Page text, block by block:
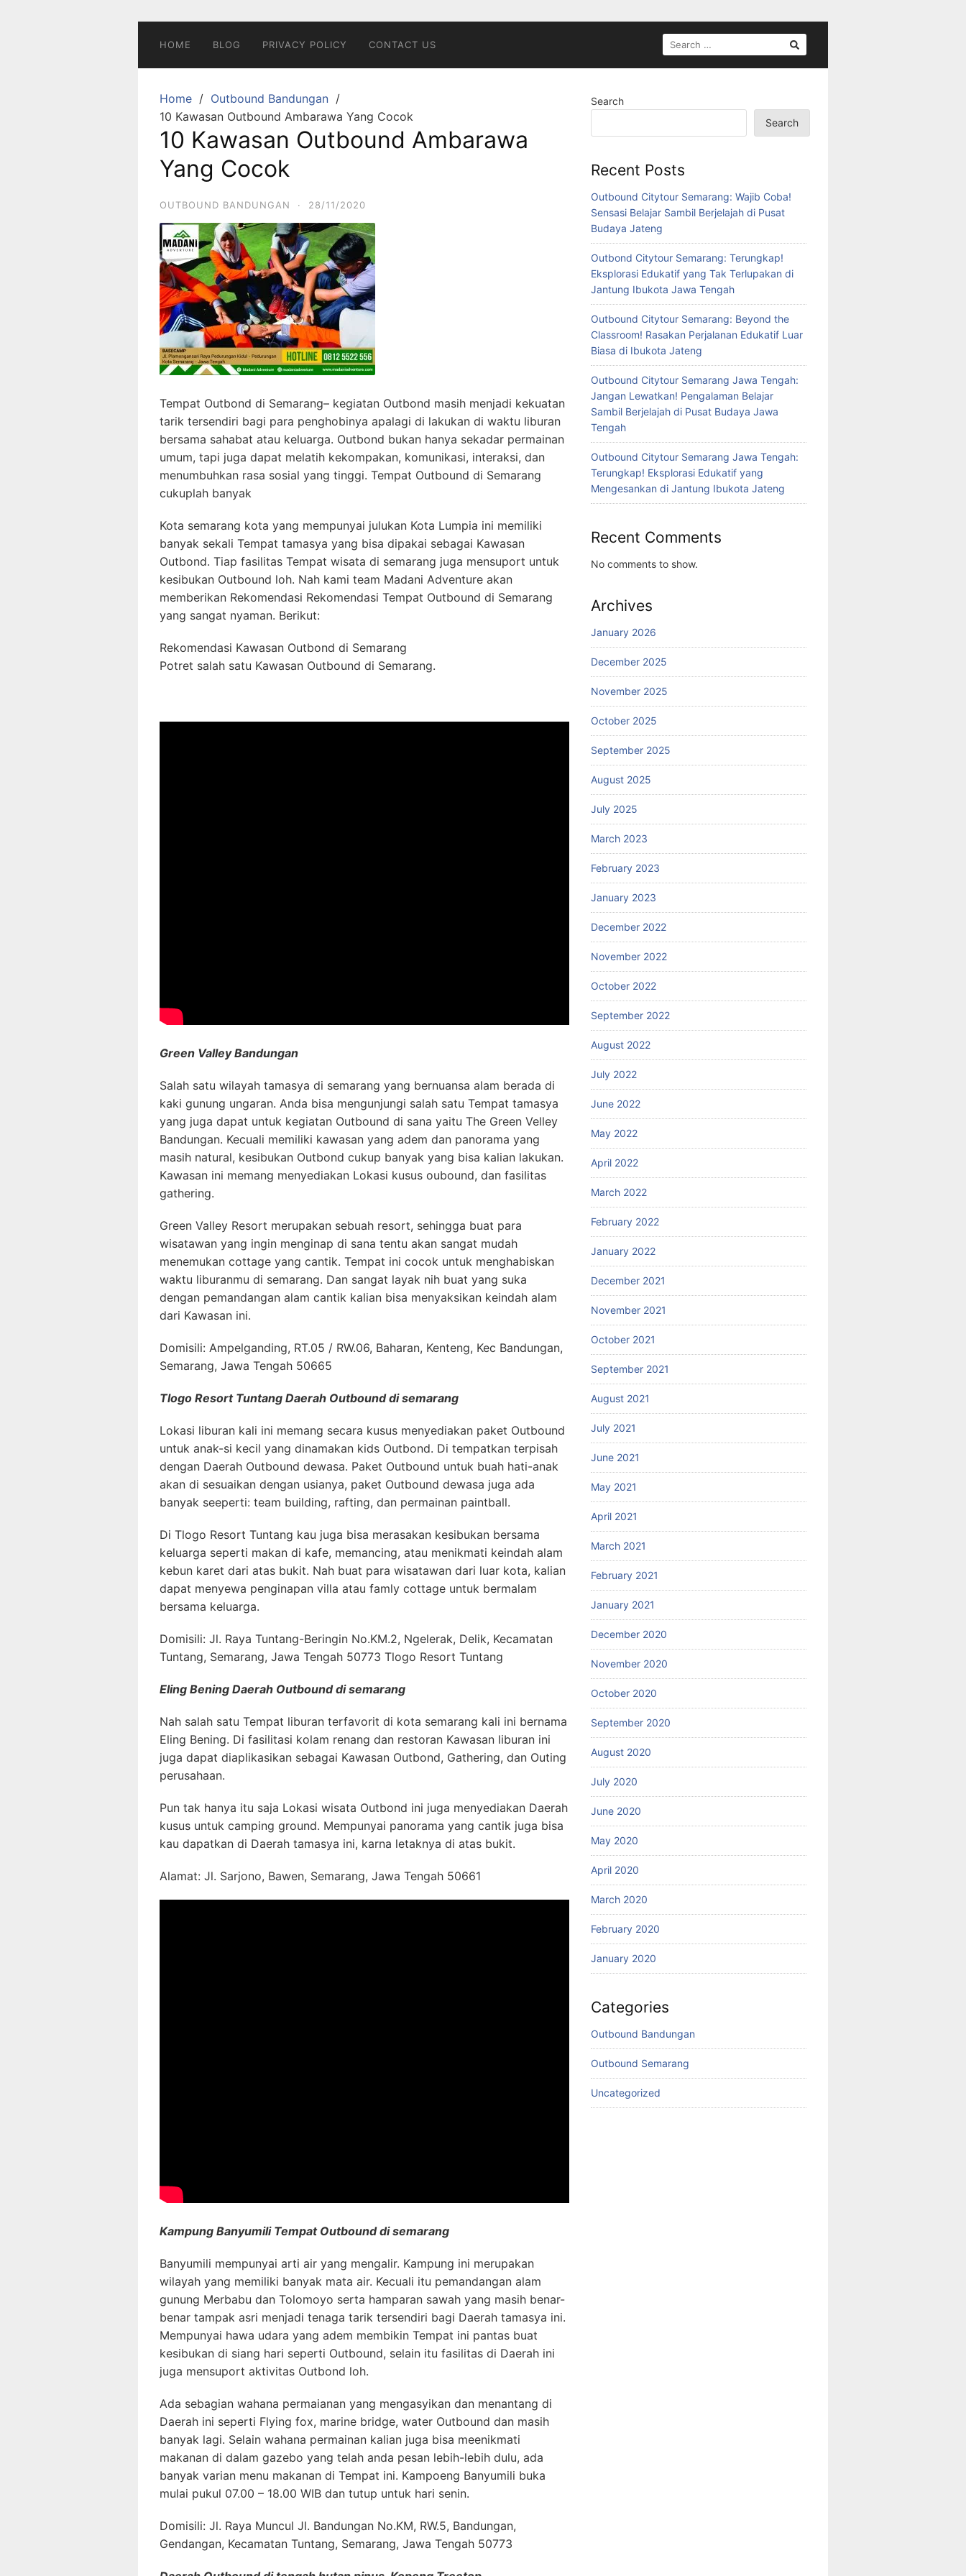
HOME BLOG PRIVACY POLICY CONTACT US
SEARCH
FOR:
Home
Outbound Bandungan
10 Kawasan Outbound Ambarawa Yang Cocok
10 Kawasan Outbound Ambarawa
Yang Cocok
OUTBOUND BANDUNGAN · 28/11/2020
Tempat Outbond di Semarang– kegiatan Outbond masih menjadi kekuatan
tarik tersendiri bagi para penghobinya apalagi di lakukan di waktu liburan
bersama sahabat atau keluarga. Outbond bukan hanya sekadar permainan
umum, tapi juga dapat melatih kekompakan, komunikasi, interaksi, dan
menumbuhkan rasa sosial yang tinggi. Tempat Outbound di Semarang
cukuplah banyak
Kota semarang kota yang mempunyai julukan Kota Lumpia ini memiliki
banyak sekali Tempat tamasya yang bisa dipakai sebagai Kawasan
Outbond. Tiap fasilitas Tempat wisata di semarang juga mensuport untuk
kesibukan Outbound loh. Nah kami team Madani Adventure akan
memberikan Rekomendasi Rekomendasi Tempat Outbound di Semarang
yang sangat nyaman. Berikut:
Rekomendasi Kawasan Outbond di Semarang
Potret salah satu Kawasan Outbound di Semarang.
Green Valley Bandungan
Salah satu wilayah tamasya di semarang yang bernuansa alam berada di
kaki gunung ungaran. Anda bisa mengunjungi salah satu Tempat tamasya
yang juga dapat untuk kegiatan Outbound di sana yaitu The Green Velley
Bandungan. Kecuali memiliki kawasan yang adem dan panorama yang
masih natural, kesibukan Outbond cukup banyak yang bisa kalian lakukan.
Kawasan ini memang menyediakan Lokasi kusus oubound, dan fasilitas
gathering.
Green Valley Resort merupakan sebuah resort, sehingga buat para
wisatawan yang ingin menginap di sana tentu akan sangat mudah
menemukan cottage yang cantik. Tempat ini cocok untuk menghabiskan
waktu liburanmu di semarang. Dan sangat layak nih buat yang suka
dengan pemandangan alam cantik kalian bisa menyaksikan keindah alam
dari Kawasan ini.
Domisili: Ampelganding, RT.05 / RW.06, Baharan, Kenteng, Kec Bandungan,
Semarang, Jawa Tengah 50665
Tlogo Resort Tuntang Daerah Outbound di semarang
Lokasi liburan kali ini memang secara kusus menyediakan paket Outbound
untuk anak-si kecil yang dinamakan kids Outbond. Di tempatkan terpisah
dengan Daerah Outbound dewasa. Paket Outbound untuk buah hati-anak
akan di sesuaikan dengan usianya, paket Outbound dewasa juga ada
banyak seeperti: team building, rafting, dan permainan paintball.
Di Tlogo Resort Tuntang kau juga bisa merasakan kesibukan bersama
keluarga seperti makan di kafe, memancing, atau menikmati keindah alam
kebun karet dari atas bukit. Nah buat para wisatawan dari luar kota, kalian
dapat menyewa penginapan villa atau famly cottage untuk bermalam
bersama keluarga.
Domisili: Jl. Raya Tuntang-Beringin No.KM.2, Ngelerak, Delik, Kecamatan
Tuntang, Semarang, Jawa Tengah 50773 Tlogo Resort Tuntang
Eling Bening Daerah Outbound di semarang
Nah salah satu Tempat liburan terfavorit di kota semarang kali ini bernama
Eling Bening. Di fasilitasi kolam renang dan restoran Kawasan liburan ini
juga dapat diaplikasikan sebagai Kawasan Outbond, Gathering, dan Outing
perusahaan.
Pun tak hanya itu saja Lokasi wisata Outbond ini juga menyediakan Daerah
kusus untuk camping ground. Mempunyai panorama yang cantik juga bisa
kau dapatkan di Daerah tamasya ini, karna letaknya di atas bukit.
Alamat: Jl. Sarjono, Bawen, Semarang, Jawa Tengah 50661
Kampung Banyumili Tempat Outbound di semarang
Banyumili mempunyai arti air yang mengalir. Kampung ini merupakan
wilayah yang memiliki banyak mata air. Kecuali itu pemandangan alam
gunung Merbabu dan Tolomoyo serta hamparan sawah yang masih benar-
benar tampak asri menjadi tenaga tarik tersendiri bagi Daerah tamasya ini.
Mempunyai hawa udara yang adem membikin Tempat ini pantas buat
kesibukan di siang hari seperti Outbound, selain itu fasilitas di Daerah ini
juga mensuport aktivitas Outbond loh.
Ada sebagian wahana permaianan yang mengasyikan dan menantang di
Daerah ini seperti Flying fox, marine bridge, water Outbound dan masih
banyak lagi. Selain wahana permainan kalian juga bisa meenikmati
makanan di dalam gazebo yang telah anda pesan lebih-lebih dulu, ada
banyak varian menu makanan di Tempat ini. Kampoeng Banyumili buka
mulai pukul 07.00 – 18.00 WIB dan tutup untuk hari senin.
Domisili: Jl. Raya Muncul Jl. Bandungan No.KM, RW.5, Bandungan,
Gendangan, Kecamatan Tuntang, Semarang, Jawa Tengah 50773
Search
Search
Recent Posts
Outbound Citytour Semarang: Wajib Coba!
Sensasi Belajar Sambil Berjelajah di Pusat
Budaya Jateng
Outbond Citytour Semarang: Terungkap!
Eksplorasi Edukatif yang Tak Terlupakan di
Jantung Ibukota Jawa Tengah
Outbound Citytour Semarang: Beyond the
Classroom! Rasakan Perjalanan Edukatif Luar
Biasa di Ibukota Jateng
Outbound Citytour Semarang Jawa Tengah:
Jangan Lewatkan! Pengalaman Belajar
Sambil Berjelajah di Pusat Budaya Jawa
Tengah
Outbound Citytour Semarang Jawa Tengah:
Terungkap! Eksplorasi Edukatif yang
Mengesankan di Jantung Ibukota Jateng
Recent Comments
No comments to show.
Archives
January 2026
December 2025
November 2025
October 2025
September 2025
August 2025
July 2025
March 2023
February 2023
January 2023
December 2022
November 2022
October 2022
September 2022
August 2022
July 2022
June 2022
May 2022
April 2022
March 2022
February 2022
January 2022
December 2021
November 2021
October 2021
September 2021
August 2021
July 2021
June 2021
May 2021
April 2021
March 2021
February 2021
January 2021
December 2020
November 2020
October 2020
September 2020
August 2020
July 2020
June 2020
May 2020
April 2020
March 2020
February 2020
January 2020
Categories
Outbound Bandungan
Outbound Semarang
Uncategorized